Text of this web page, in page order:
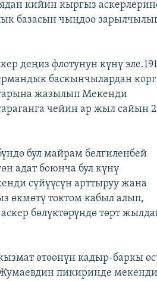
кийин кыргыз
базасын чыңдоо
деңиз флотунун күнү
баскынчылардан
жазылып Мекенди
чейин ар жыл сайын
бул майрам белгиленбей
адат боюнча бул күнү
сүйүүсүн арттыруу жана
өкмөтү токтом кабыл алып,
бөлүктөрүндө төрт
өтөөнүн кадыр-баркы
Жумаевдин пикиринде мекенди